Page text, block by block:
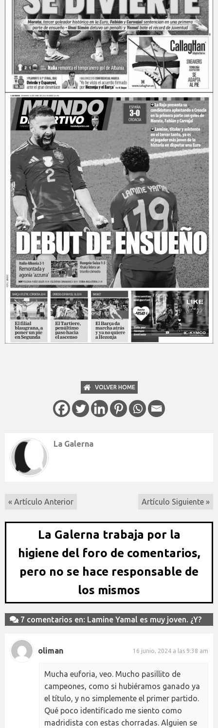
VOLVER HOME
La Galerna
« Artículo Anterior Artículo Siguiente »
La Galerna trabaja por la
higiene del foro de comentarios,
pero no se hace responsable de
los mismos
7 comentarios en: Lamine Yamal es muy joven. ¿Y?
oliman 16 junio, 2024 a las 9:38 am
Mucha euforia, veo. Mucho pasillito de
campeones, como si hubiéramos ganado ya
el título, y no simplemente el primer partido.
Qué poco identificado me siento como
madridista con estas chorradas. Alguien se